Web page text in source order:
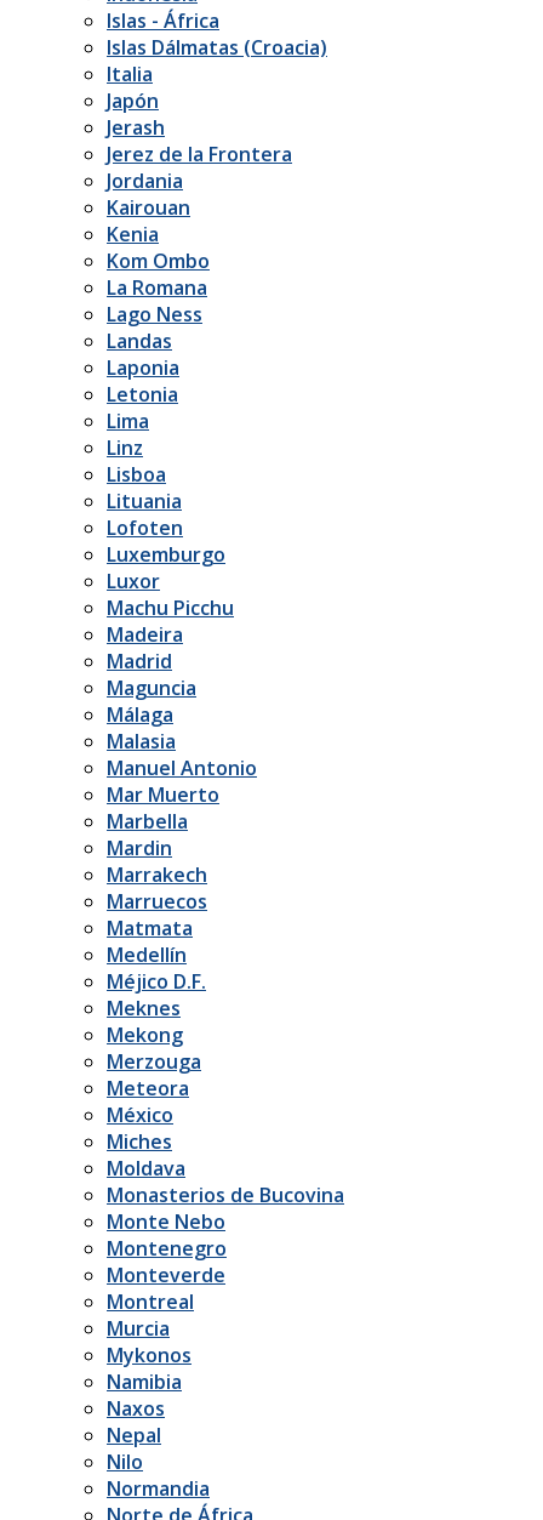
Islas - África
Islas Dálmatas (Croacia)
Italia
Japón
Jerash
Jerez de la Frontera
Jordania
Kairouan
Kenia
Kom Ombo
La Romana
Lago Ness
Landas
Laponia
Letonia
Lima
Linz
Lisboa
Lituania
Lofoten
Luxemburgo
Luxor
Machu Picchu
Madeira
Madrid
Maguncia
Málaga
Malasia
Manuel Antonio
Mar Muerto
Marbella
Mardin
Marrakech
Marruecos
Matmata
Medellín
Méjico D.F.
Meknes
Mekong
Merzouga
Meteora
México
Miches
Moldava
Monasterios de Bucovina
Monte Nebo
Montenegro
Monteverde
Montreal
Murcia
Mykonos
Namibia
Naxos
Nepal
Nilo
Normandia
Norte de África